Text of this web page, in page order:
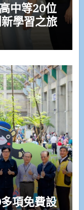
中等20位
域創新學習之旅
項免費設